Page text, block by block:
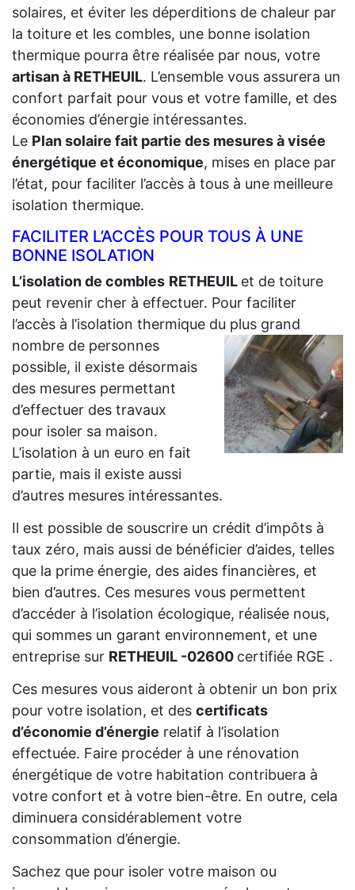
solaires, et éviter les déperditions de chaleur par
la toiture et les combles, une bonne isolation
thermique pourra être réalisée par nous, votre
artisan à RETHEUIL. L’ensemble vous assurera un
confort parfait pour vous et votre famille, et des
économies d’énergie intéressantes.
Le Plan solaire fait partie des mesures à visée
énergétique et économique, mises en place par
l’état, pour faciliter l’accès à tous à une meilleure
isolation thermique.
FACILITER L’ACCÈS POUR TOUS À UNE
BONNE ISOLATION
L’isolation de combles RETHEUIL et de toiture
peut revenir cher à effectuer. Pour faciliter
l’accès à l’isolation thermique du plus grand
nombre de personnes
possible, il existe désormais
des mesures permettant
d’effectuer des travaux
pour isoler sa maison.
L’isolation à un euro en fait
partie, mais il existe aussi
d’autres mesures intéressantes.
Il est possible de souscrire un crédit d’impôts à
taux zéro, mais aussi de bénéficier d’aides, telles
que la prime énergie, des aides financières, et
bien d’autres. Ces mesures vous permettent
d’accéder à l’isolation écologique, réalisée nous,
qui sommes un garant environnement, et une
entreprise sur RETHEUIL -02600 certifiée RGE .
Ces mesures vous aideront à obtenir un bon prix
pour votre isolation, et des certificats
d’économie d’énergie relatif à l’isolation
effectuée. Faire procéder à une rénovation
énergétique de votre habitation contribuera à
votre confort et à votre bien-être. En outre, cela
diminuera considérablement votre
consommation d’énergie.
Sachez que pour isoler votre maison ou